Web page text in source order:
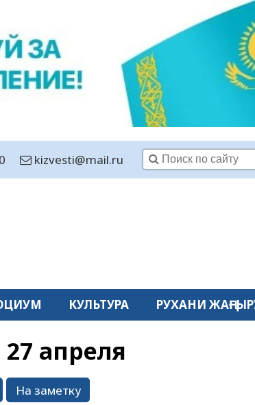
kizvesti@mail.ru
КУЛЬТУРА РУХАНИ
апреля
На заметку